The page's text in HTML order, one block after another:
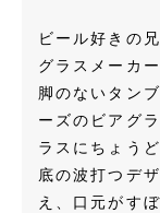
ビール好きの
グラスメーカ
脚のないタン
ーズのビアグ
ラスにちょう
底の波打つデ
え、口元がす